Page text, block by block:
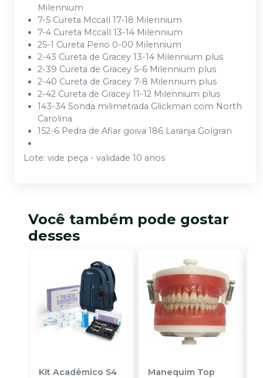
Milennium
7-5 Cureta Mccall 17-18 Milennium
7-4 Cureta Mccall 13-14 Milennium
25-1 Cureta Perio 0-00 Milennium
2-43 Cureta de Gracey 13-14 Milennium plus
2-39 Cureta de Gracey 5-6 Milennium plus
2-40 Cureta de Gracey 7-8 Milennium plus
2-42 Cureta de Gracey 11-12 Milennium plus
143-34 Sonda milimetrada Glickman com North
Carolina
152-6 Pedra de Afiar goiva 186 Laranja Golgran
Lote: vide peça - validade 10 anos
Você também pode gostar
desses
Kit Acadêmico S4
Manequim Top